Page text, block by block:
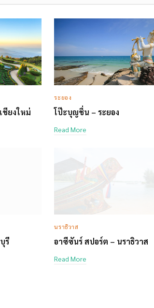
ชียงใหม่
ระยอง
โป๊ะบุญชื่น – ระยอง
Read More
รี
นราธิวาส
อาซีซันร์ สปอร์ต – นราธิวาส
Read More